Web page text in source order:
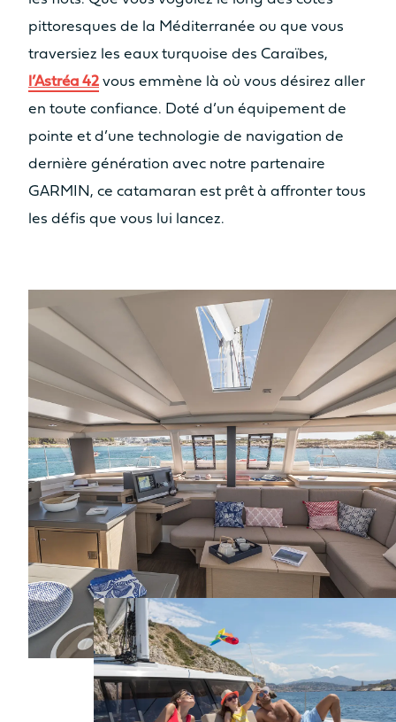
pittoresques de la Méditerranée ou que vous
traversiez les eaux turquoise des Caraïbes,
l’Astréa 42 vous emmène là où vous désirez aller
en toute confiance. Doté d’un équipement de
pointe et d’une technologie de navigation de
dernière génération avec notre partenaire
GARMIN, ce catamaran est prêt à affronter tous
les défis que vous lui lancez.